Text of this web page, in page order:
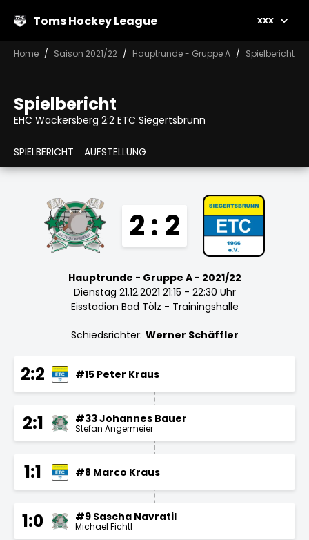
Toms Hockey League xxx
Home Saison 2021/22 Hauptrunde - Gruppe A Spielbericht
Spielbericht
EHC Wackersberg 2:2 ETC Siegertsbrunn
SPIELBERICHT AUFSTELLUNG
2 : 2
Hauptrunde - Gruppe A - 2021/22
Dienstag 21.12.2021 21:15 - 22:30 Uhr
Eisstadion Bad Tölz - Trainingshalle
Schiedsrichter: Werner Schäffler
2:2 #15 Peter Kraus
2:1 #33 Johannes Bauer
Stefan Angermeier
1:1 #8 Marco Kraus
1:0 #9 Sascha Navratil
Michael Fichtl